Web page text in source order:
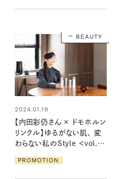
BEAUTY
2024.01.19
【内田彩仍さん × ドモホルン
リンクル】ゆるがない肌、 変
わらない私のStyle ＜vol.1
PROMOTION